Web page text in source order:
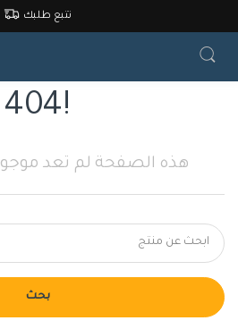
تتبع طلبك
404!
هذه الصفحة لم تعد
بحث